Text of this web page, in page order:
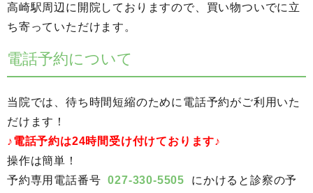
高崎駅周辺に開院しておりますので、買い物ついでに立
ち寄っていただけます。
電話予約について
当院では、待ち時間短縮のために電話予約がご利用いた
だけます！
♪電話予約は24時間受け付けております♪
操作は簡単！
予約専用電話番号
027-330-5505
にかけると診察の予